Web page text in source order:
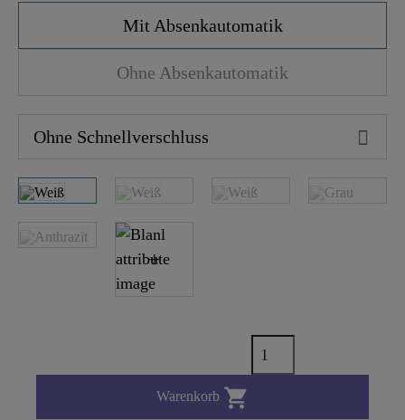
Mit Absenkautomatik
Ohne Absenkautomatik
Warenkorb 